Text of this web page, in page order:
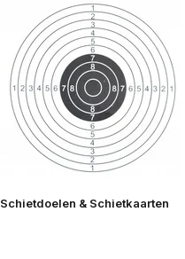
Schietdoelen & Schietkaarten